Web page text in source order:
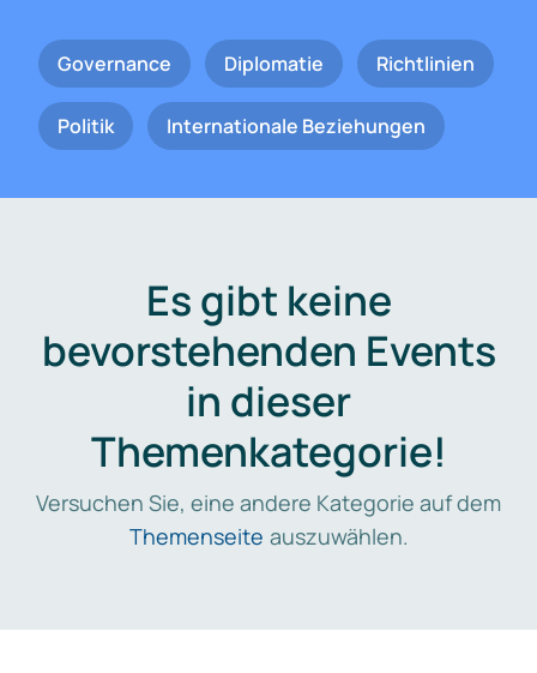
Governance Diplomatie Richtlinien
Politik Internationale Beziehungen
Es gibt keine
bevorstehenden Events
in dieser
Themenkategorie!
Versuchen Sie, eine andere Kategorie auf dem
Themenseite auszuwählen.